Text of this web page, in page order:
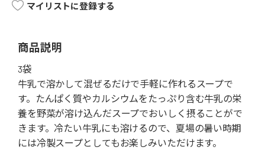
マイリストに登録する
商品説明
3袋
牛乳で溶かして混ぜるだけで手軽に作れるスープで
す。たんぱく質やカルシウムをたっぷり含む牛乳の栄
養を野菜が溶け込んだスープでおいしく摂ることがで
きます。冷たい牛乳にも溶けるので、夏場の暑い時期
には冷製スープとしてもお楽しみいただけます。